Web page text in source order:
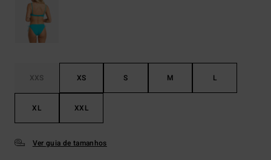
XXS XS S M L
XL XXL
Ver guia de tamanhos